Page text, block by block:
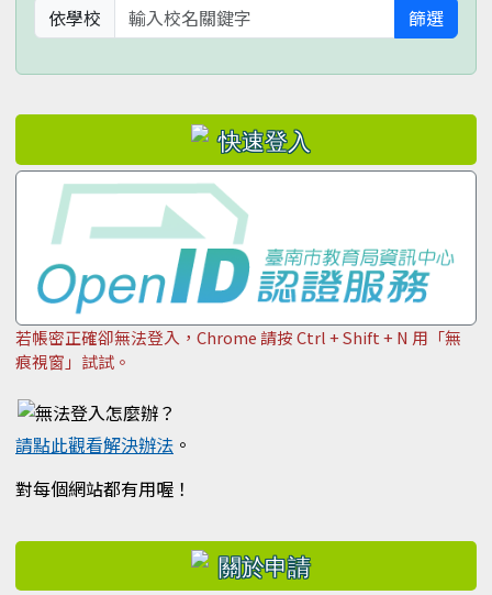
依學校 篩選
若帳密正確卻無法登入，Chrome 請按 Ctrl + Shift + N 用「無
痕視窗」試試。
請點此觀看解決辦法 。
對每個網站都有用喔！
右邊區域內容